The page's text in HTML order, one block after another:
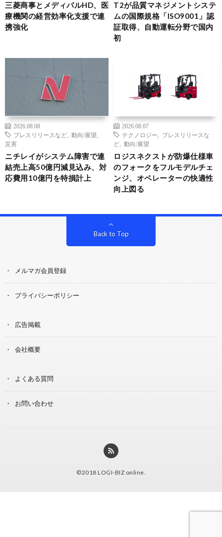
三菱商事とメディパルHD、医
療機関の経営効率化支援で連
携強化
T2が品質マネジメントシステ
ムの国際規格「ISO9001」認
証取得、自動運転分野で国内
初
2026.08.08
プレスリリースなど
動向/展望
災害
ニチレイがシステム障害で連
結売上高50億円減見込み、対
応費用10億円を特損計上
2026.08.07
テクノロジー
プレスリリースな
ど
動向/展望
ロジスネクストが防爆仕様車
のフォークをフルモデルチェ
ンジ、オペレーターの快適性
向上図る
Back to Top
メルマガ会員登録
プライバシーポリシー
広告掲載
会社概要
よくある質問
お問い合わせ
©2018 LOGI-BIZ online